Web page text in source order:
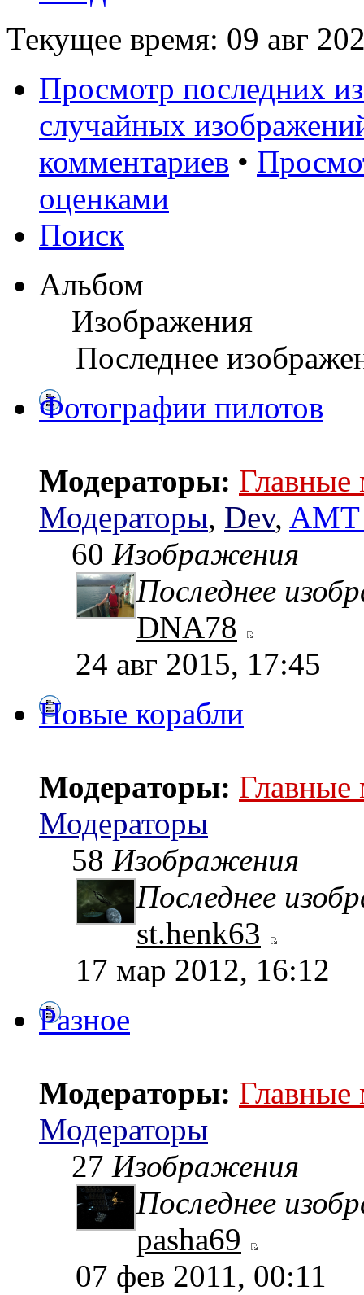
Текущее время: 09 авг
Просмотр последних
случайных
комментариев •
оценками
Поиск
Альбом
Изображения
Последнее
Фотографии пилотов
Модераторы: Главные
Модераторы, Dev, AMT
60 Изображения
Последнее
DNA78
24 авг 2015, 17:45
Новые корабли
Модераторы: Главные
Модераторы
58 Изображения
Последнее
st.henk63
17 мар 2012, 16:12
Разное
Модераторы: Главные
Модераторы
27 Изображения
Последнее
pasha69
07 фев 2011, 00:11